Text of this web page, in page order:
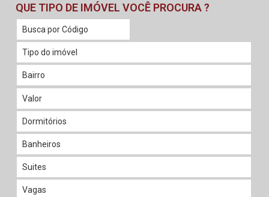
QUE TIPO DE IMÓVEL VOCÊ PROCURA ?